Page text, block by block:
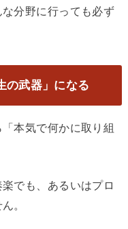
分野に行っても必ず
の武器」になる
本気で何かに取り組
でも、あるいはプロ
。